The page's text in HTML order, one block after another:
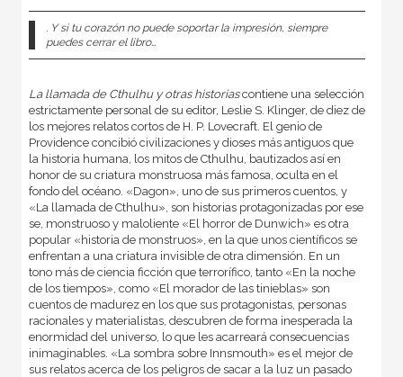
. Y si tu corazón no puede soportar la impresión, siempre
puedes cerrar el libro…
La llamada de Cthulhu y otras historiascontiene una selección
estrictamente personal de su editor, Leslie S. Klinger, de diez de
los mejores relatos cortos de H. P. Lovecraft. El genio de
Providence concibió civilizaciones y dioses más antiguos que
la historia humana, los mitos de Cthulhu, bautizados así en
honor de su criatura monstruosa más famosa, oculta en el
fondo del océano. «Dagon», uno de sus primeros cuentos, y
«La llamada de Cthulhu», son historias protagonizadas por ese
se, monstruoso y maloliente «El horror de Dunwich» es otra
popular «historia de monstruos», en la que unos científicos se
enfrentan a una criatura invisible de otra dimensión. En un
tono más de ciencia ficción que terrorífico, tanto «En la noche
de los tiempos», como «El morador de las tinieblas» son
cuentos de madurez en los que sus protagonistas, personas
racionales y materialistas, descubren de forma inesperada la
enormidad del universo, lo que les acarreará consecuencias
inimaginables. «La sombra sobre Innsmouth» es el mejor de
sus relatos acerca de los peligros de sacar a la luz un pasado